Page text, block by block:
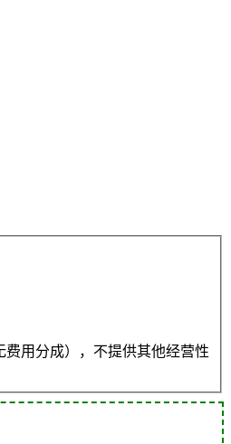
用分成），不提供其他经营性